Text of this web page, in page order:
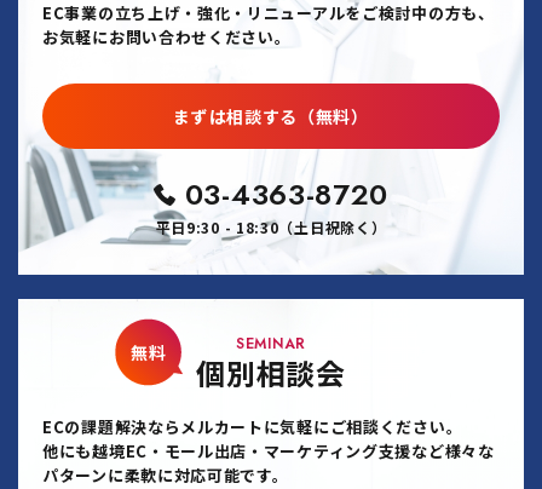
EC事業の立ち上げ・強化・リニューアルをご検討中の方も、
お気軽にお問い合わせください。
まずは相談する（無料）
03-4363-8720
平日9:30 - 18:30（土日祝除く）
SEMINAR
個別相談会
無料
ECの課題解決ならメルカートに気軽にご相談ください。
他にも越境EC・モール出店・マーケティング支援など様々な
パターンに柔軟に対応可能です。